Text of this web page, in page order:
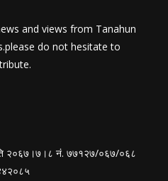
and views from Tanahun
do not hesitate to
मिति २०६७।७।८ नं. ७७१२७/०६७/०६८